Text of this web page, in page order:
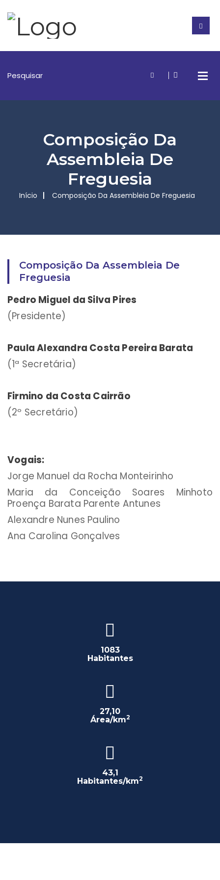
Composição Da
Assembleia De
Freguesia
Início Composição Da Assembleia De Freguesia
Composição Da Assembleia De
Freguesia
Pedro Miguel da Silva Pires
(Presidente)
Paula Alexandra Costa Pereira Barata
(1ª Secretária)
Firmino da Costa Cairrão
(2º Secretário)
Vogais:
Jorge Manuel da Rocha Monteirinho
Maria da Conceição Soares Minhoto
Proença Barata Parente Antunes
Alexandre Nunes Paulino
Ana Carolina Gonçalves
1083
Habitantes
27,10
Área/km2
43,1
Habitantes/km2